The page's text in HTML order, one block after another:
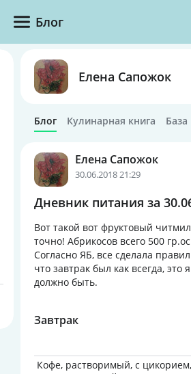
Блог
Елена Сапожок
Блог Кулинарная книга
Елена Сапожок
30.06.2018 21:29
Дневник питания за
Вот такой вот фруктовый
точно! Абрикосов всего 500
Согласно ЯБ, все сделала
что завтрак был как всегда,
должно быть.
Завтрак
Кофе, растворимый, с цикорием,